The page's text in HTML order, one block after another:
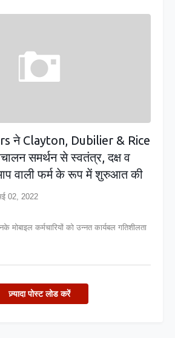
ने Clayton, Dubilier & Rice
समर्थन से स्वतंत्र, दक्ष व
वाली फर्म के रूप में शुरुआत की
02, 2022
मोबाइल कर्मचारियों को उन्नत कार्यबल गतिशीलता
ज़्यादा पोस्ट लोड करें